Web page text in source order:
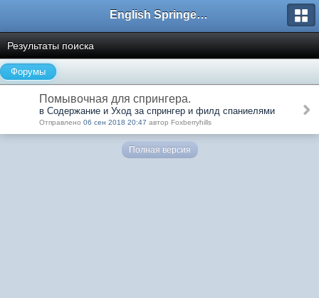
English Springer Spaniel Club
Результаты поиска
Форумы
Помывочная для спрингера.
в Содержание и Уход за спрингер и филд спаниелями
Отправлено 06 сен 2018 20:47 автор Foxberryhills
Полная версия